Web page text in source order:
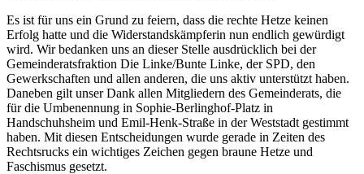
Es ist für uns ein Grund zu feiern, dass die rechte Hetze keinen
Erfolg hatte und die Widerstandskämpferin nun endlich gewürdigt
wird. Wir bedanken uns an dieser Stelle ausdrücklich bei der
Gemeinderatsfraktion Die Linke/Bunte Linke, der SPD, den
Gewerkschaften und allen anderen, die uns aktiv unterstützt haben.
Daneben gilt unser Dank allen Mitgliedern des Gemeinderats, die
für die Umbenennung in Sophie-Berlinghof-Platz in
Handschuhsheim und Emil-Henk-Straße in der Weststadt gestimmt
haben. Mit diesen Entscheidungen wurde gerade in Zeiten des
Rechtsrucks ein wichtiges Zeichen gegen braune Hetze und
Faschismus gesetzt.